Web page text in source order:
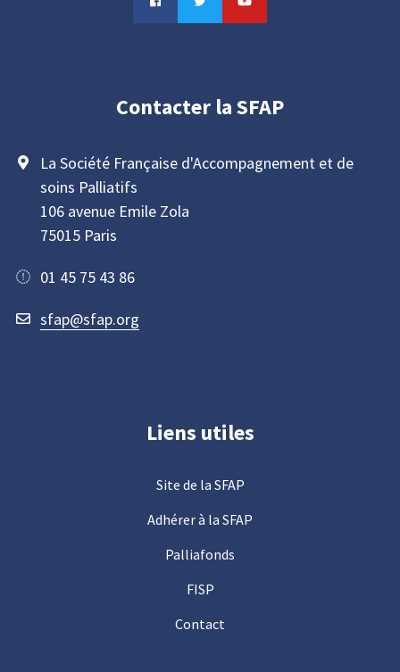
Contacter la SFAP
La Société Française d'Accompagnement et de
soins Palliatifs
106 avenue Emile Zola
75015 Paris
01 45 75 43 86
sfap@sfap.org
Liens utiles
Site de la SFAP
Adhérer à la SFAP
Palliafonds
FISP
Contact